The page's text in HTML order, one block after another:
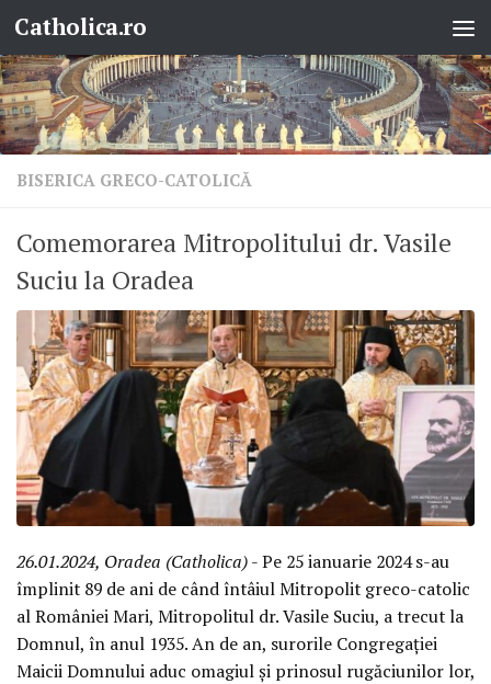
Skip to content
Catholica.ro
BISERICA GRECO-CATOLICĂ
Comemorarea Mitropolitului dr. Vasile
Suciu la Oradea
26.01.2024, Oradea (Catholica)- Pe 25 ianuarie 2024 s-au
împlinit 89 de ani de când întâiul Mitropolit greco-catolic
al României Mari, Mitropolitul dr. Vasile Suciu, a trecut la
Domnul, în anul 1935. An de an, surorile Congregației
Maicii Domnului aduc omagiul și prinosul rugăciunilor lor,